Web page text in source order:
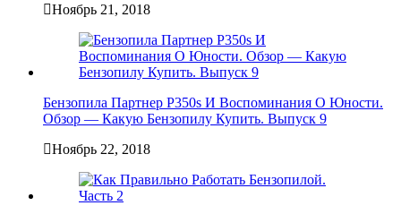
Ноябрь 21, 2018
Бензопила Партнер P350s И Воспоминания О Юности.
Обзор — Какую Бензопилу Купить. Выпуск 9
Ноябрь 22, 2018